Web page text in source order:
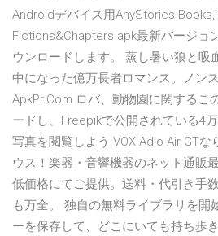
Androidデバイス用AnyStories-Books,
Fictions&Chapters apk最新バージョ
ウンロードします。 蒸し暑い狼と吸
中になった億万長者ロマンス。ノン
ApkPr.Com ロバ、動物園に関するこ
ードし、Freepikで公開されている4
写真を閲覧しよう VOX Adio Air GT
ウス！楽器・音響機器のネット通販
低価格にてご提供。送料・代引き手
も万全。 独自の無料ライブラリを開
ーを保存して、どこにいても持ち歩